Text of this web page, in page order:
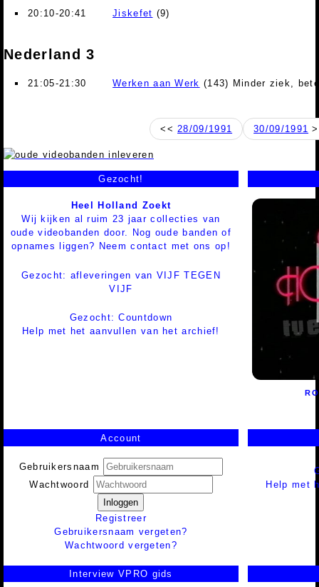
20:10-20:41
Jiskefet (9)
Nederland 3
21:05-21:30 Werken aan Werk (143) Minder ziek,
<<28/09/1991 30/09/1991
Gezocht!
Heel Holland Zoekt
Wij kijken al ruim 23 jaar collecties van
oude videobanden door. Nog oude banden of
opnames liggen? Neem contact met ons op!
Gezocht: afleveringen van VIJF TEGEN
VIJF
Gezocht: Countdown
Help met het aanvullen van het archief!
Account
Gebruikersnaam
Wachtwoord
Inloggen
Registreer
Gebruikersnaam vergeten?
Wachtwoord vergeten?
Help met
Interview VPRO gids